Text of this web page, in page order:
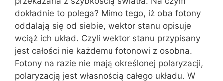
dokładnie to polega? Mimo tego, iż oba fotony
oddalają się od siebie, wektor stanu opisuje
wciąż ich układ. Czyli wektor stanu przypisany
jest całości nie każdemu fotonowi z osobna.
Fotony na razie nie mają określonej polaryzacji,
polaryzacją jest własnością całego układu. W